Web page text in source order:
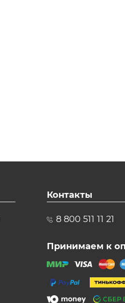
Контакты
8 800 511 11 21
Принимаем к